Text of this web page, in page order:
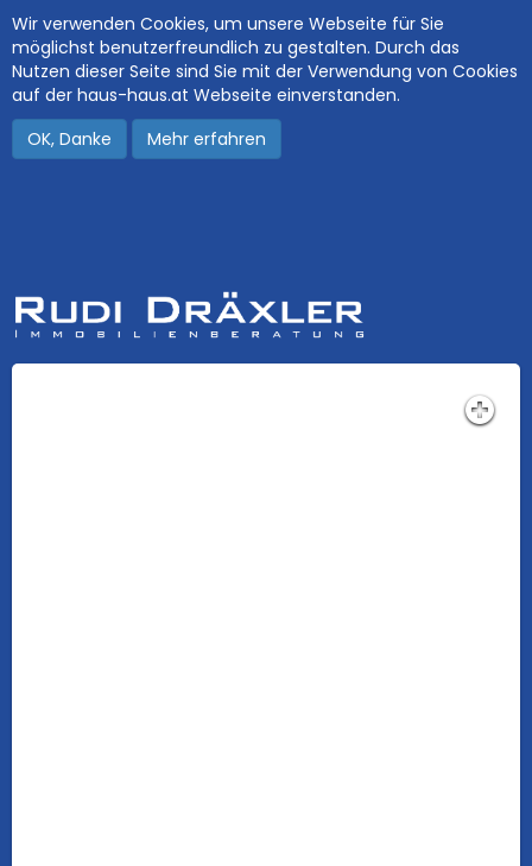
Wir verwenden Cookies, um unsere Webseite für Sie
möglichst benutzerfreundlich zu gestalten. Durch das
Nutzen dieser Seite sind Sie mit der Verwendung von Cookies
auf der haus-haus.at Webseite einverstanden.
OK, Danke
Mehr erfahren